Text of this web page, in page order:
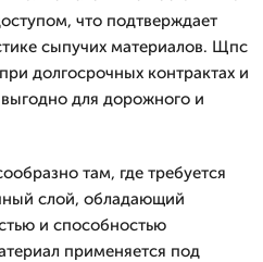
что подтверждает
сыпучих материалов. Щпс
долгосрочных контрактах и
выгодно для дорожного и
там, где требуется
слой, обладающий
и способностью
применяется под